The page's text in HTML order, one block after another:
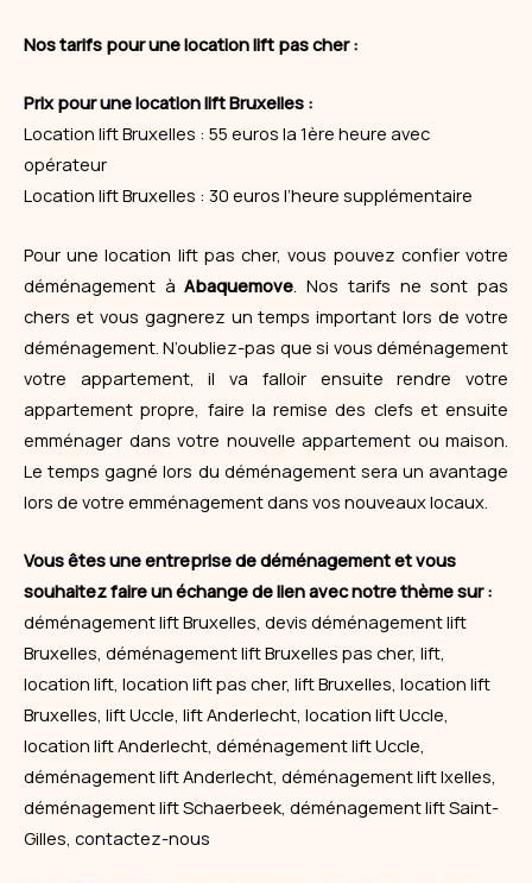
Nos tarifs pour une location lift pas cher :
Prix pour une location lift Bruxelles :
Location lift Bruxelles : 55 euros la 1ère heure avec
opérateur
Location lift Bruxelles : 30 euros l’heure supplémentaire
Pour une location lift pas cher, vous pouvez confier votre
déménagement àAbaquemove . Nos tarifs ne sont pas
chers et vous gagnerez un temps important lors de votre
déménagement. N’oubliez-pas que si vous déménagement
votre appartement, il va falloir ensuite rendre votre
appartement propre, faire la remise des clefs et ensuite
emménager dans votre nouvelle appartement ou maison.
Le temps gagné lors du déménagement sera un avantage
lors de votre emménagement dans vos nouveaux locaux.
Vous êtes une entreprise de déménagement et vous
souhaitez faire un échange de lien avec notre thème sur :
déménagement lift Bruxelles, devis déménagement lift
Bruxelles, déménagement lift Bruxelles pas cher, lift,
location lift, location lift pas cher, lift Bruxelles, location lift
Bruxelles, lift Uccle, lift Anderlecht, location lift Uccle,
location lift Anderlecht, déménagement lift Uccle,
déménagement lift Anderlecht, déménagement lift Ixelles,
déménagement lift Schaerbeek, déménagement lift Saint-
Gilles, contactez-nous